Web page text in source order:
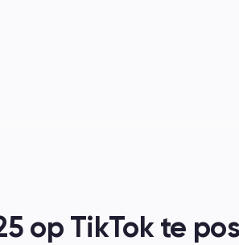
op TikTok te